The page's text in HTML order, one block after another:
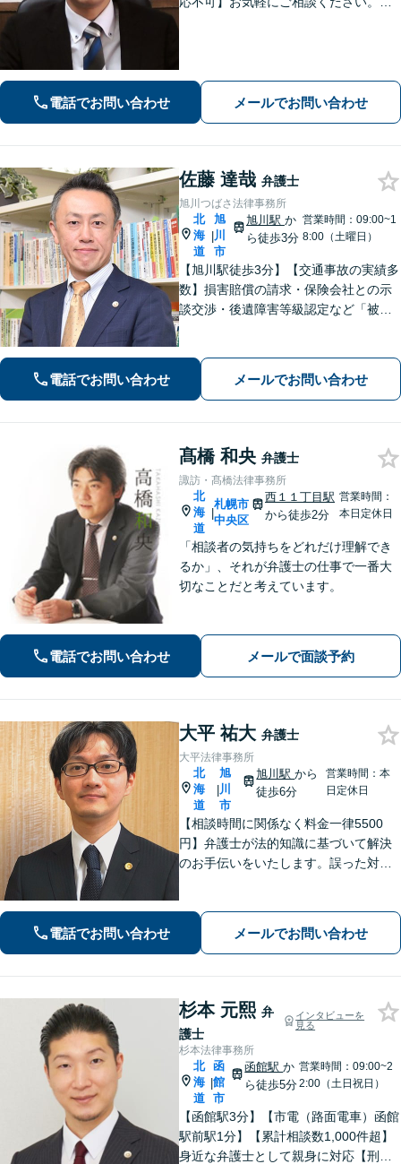
電話でお問い合わせ メールでお問い合わせ
佐藤 達哉 弁護士
旭川つばさ法律事務所
北
海
道
|
旭
川
市
旭川駅 か
ら徒歩3分
営業時間：09:00~1
8:00（土曜日）
【旭川駅徒歩3分】【交通事故の実績多
数】損害賠償の請求・保険会社との示
談交渉・後遺障害等級認定など「被害
ど、事故に遭われたらまずご相談を
【初回相談無料】【ビデオ面談可】
電話でお問い合わせ メールでお問い合わせ
髙橋 和央 弁護士
諏訪・髙橋法律事務所
北
海
道
|
札幌市
中央区
西１１丁目駅
から徒歩2分
営業時間：
本日定休日
「相談者の気持ちをどれだけ理解でき
るか」、それが弁護士の仕事で一番大
切なことだと考えています。
電話でお問い合わせ メールで面談予約
大平 祐大 弁護士
大平法律事務所
北
海
道
|
旭
川
市
旭川駅から
徒歩6分
営業時間：本
日定休日
【相談時間に関係なく料金一律5500
円】弁護士が法的知識に基づいて解決
のお手伝いをいたします。誤った対応
理・民事・刑事事件など幅広い対応が
可能です。
電話でお問い合わせ メールでお問い合わせ
杉本 元熙 弁
護士
インタビューを
見る
杉本法律事務所
北
海
道
|
函
館
市
函館駅か
ら徒歩5分
営業時間：09:00~2
2:00（土日祝日）
【函館駅3分】【市電（路面電車）函館
駅前駅1分】【累計相談数1,000件超】
身近な弁護士として親身に対応【刑事